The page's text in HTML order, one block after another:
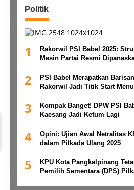
Politik
1
Rakorwil PSI Babel 2025:
Mesin Partai Resmi
2
PSI Babel Merapatkan
Rakorwil Jadi Titik Start
3
Kompak Banget! DPW PSI
Kaesang Jadi Ketum Lagi
4
Opini: Ujian Awal Netralitas
dalam Pilkada Ulang 2025
5
KPU Kota Pangkalpinang
Pemilih Sementara (DPS)